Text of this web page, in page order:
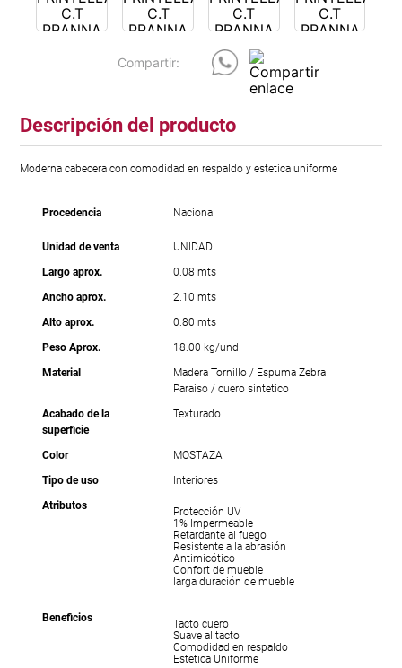
Descripción del producto
Moderna cabecera con comodidad en respaldo y estetica uniforme
Procedencia Nacional
Unidad de venta
UNIDAD
Largo aprox.
0.08 mts
Ancho aprox.
2.10 mts
Alto aprox.
0.80 mts
Peso Aprox.
18.00 kg/und
Material
Madera Tornillo / Espuma Zebra
Paraiso / cuero sintetico
Acabado de la
superficie
Texturado
Color
MOSTAZA
Tipo de uso
Interiores
Atributos
Protección UV
1% Impermeable
Retardante al fuego
Resistente a la abrasión
Antimicótico
Confort de mueble
larga duración de mueble
Beneficios
Tacto cuero
Suave al tacto
Comodidad en respaldo
Estetica Uniforme